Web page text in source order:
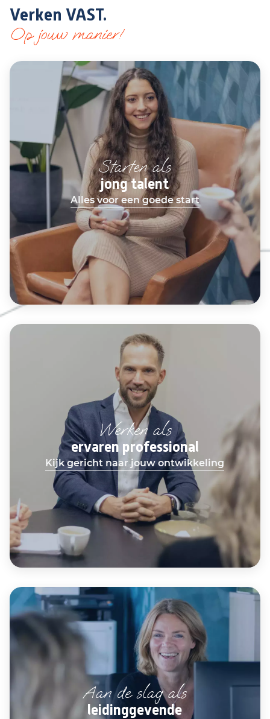
Verken VAST.
Op jouw manier!
Starten als
jong talent
Alles voor een goede start
Werken als
ervaren professional
Kijk gericht naar jouw ontwikkeling
Aan de slag als
leidinggevende